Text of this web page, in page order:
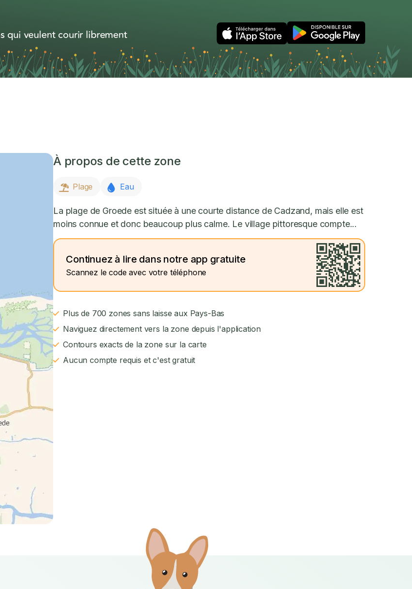
qui veulent courir librement
À propos de cette zone
Plage Eau
La plage de Groede est située à une courte distance de Cadzand, mais elle est
moins connue et donc beaucoup plus calme. Le village pittoresque compte...
Continuez à lire dans notre app gratuite
Scannez le code avec votre téléphone
Plus de 700 zones sans laisse aux Pays-Bas
Naviguez directement vers la zone depuis l'application
Contours exacts de la zone sur la carte
Aucun compte requis et c'est gratuit